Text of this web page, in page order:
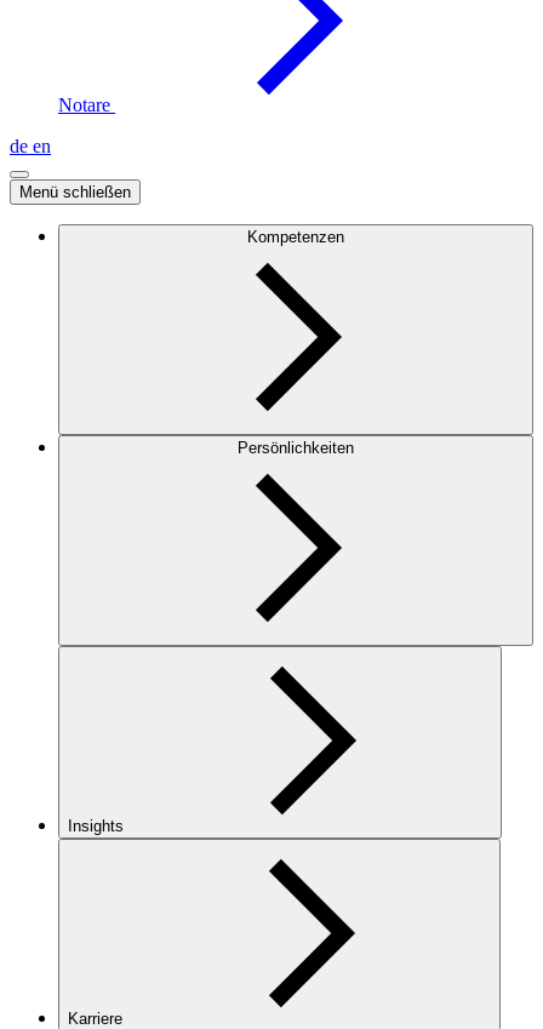
Notare
de en
Menü schließen
Kompetenzen
Persönlichkeiten
Insights
Karriere